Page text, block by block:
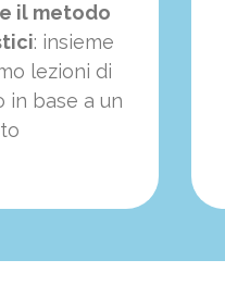
il metodo
: insieme
lezioni di
in base a un